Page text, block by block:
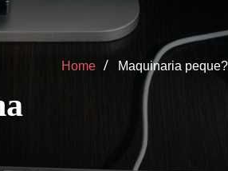
Home Maquinaria